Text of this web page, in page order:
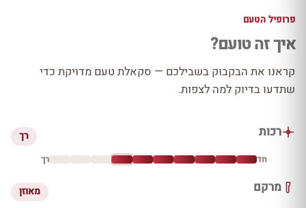
פרופיל הטעם
איך זה טועם?
קראנו את הבקבוק בשבילכם — סקאלת טעם מדויקת כדי
שתדעו בדיוק למה לצפות.
רכות רך
חד רך
מרקם מאוזן